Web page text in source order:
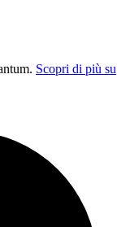
Scopri di più su